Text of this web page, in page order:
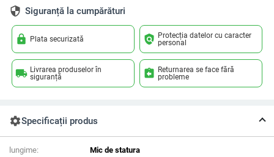
security Siguranță la cumpărături
lock Plata securizată policy Protecția datelor cu caracter
personal
local_shipping Livrarea produselor în
siguranță
assignment_return Returnarea se face fără
probleme
settingsSpecificații produs
lungime:
Mic de statura